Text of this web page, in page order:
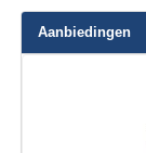
Aanbiedingen